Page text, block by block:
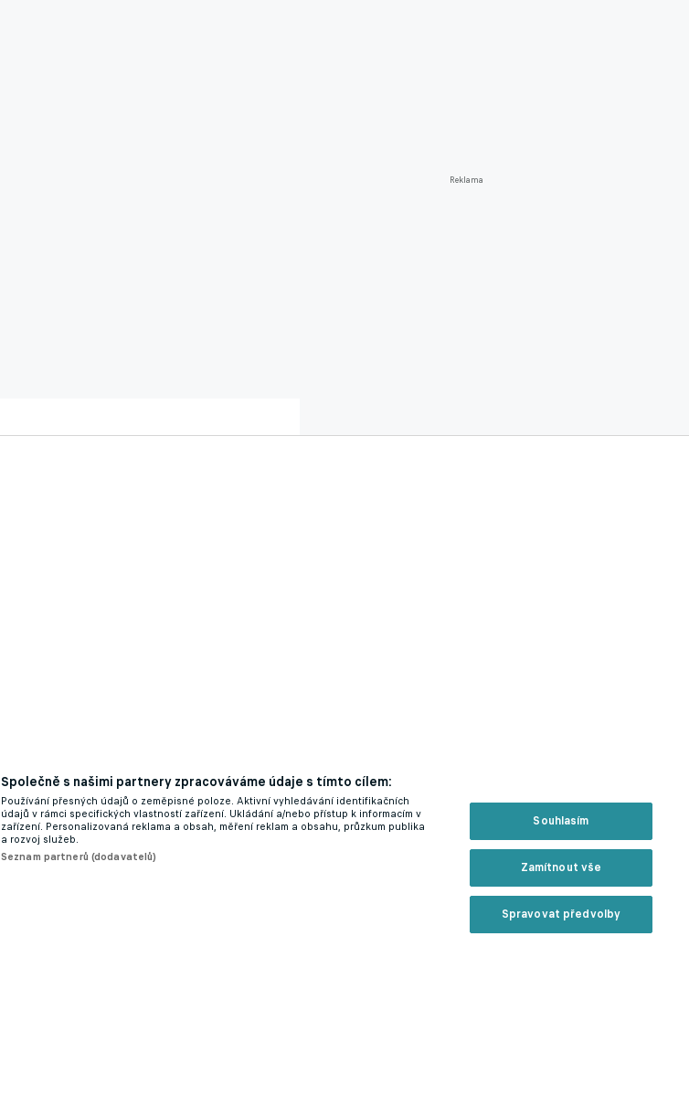
Reklama
Společně s našimi partnery zpracováváme údaje s tímto cílem:
Používání přesných údajů o zeměpisné poloze. Aktivní vyhledávání identifikačních
údajů v rámci specifických vlastností zařízení. Ukládání a/nebo přístup k informacím v
zařízení. Personalizovaná reklama a obsah, měření reklam a obsahu, průzkum publika
a rozvoj služeb.
Seznam partnerů (dodavatelů)
Souhlasím
Zamítnout vše
Spravovat předvolby